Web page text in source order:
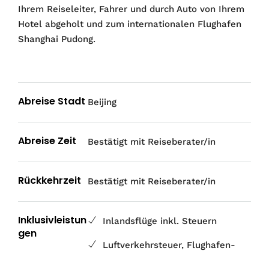
Ihrem Reiseleiter, Fahrer und durch Auto von Ihrem
Hotel abgeholt und zum internationalen Flughafen
Shanghai Pudong.
Abreise Stadt Beijing
Abreise Zeit Bestätigt mit Reiseberater/in
Rückkehrzeit Bestätigt mit Reiseberater/in
Inklusivleistun
gen
Inlandsflüge inkl. Steuern
Luftverkehrsteuer, Flughafen-